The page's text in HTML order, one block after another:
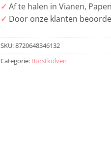
✓ Af te halen in Vianen,
✓ Door onze klanten
SKU:8720648346132
Categorie: Borstkolven